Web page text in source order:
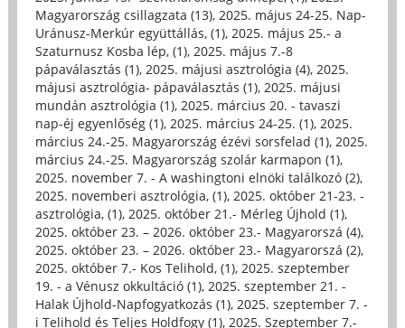
Magyarország csillagzata (13), 2025. május 24-25. Nap-
Uránusz-Merkúr együttállás, (1), 2025. május 25.- a
Szaturnusz Kosba lép, (1), 2025. május 7.-8
pápaválasztás (1), 2025. májusi asztrológia (4), 2025.
májusi asztrológia- pápaválasztás (1), 2025. májusi
mundán asztrológia (1), 2025. március 20. - tavaszi
nap-éj egyenlőség (1), 2025. március 24-25. (1), 2025.
március 24.-25. Magyarország ézévi sorsfelad (1), 2025.
március 24.-25. Magyarország szolár karmapon (1),
2025. november 7. - A washingtoni elnöki találkozó (2),
2025. novemberi asztrológia, (1), 2025. október 21-23. -
asztrológia, (1), 2025. október 21.- Mérleg Újhold (1),
2025. október 23. – 2026. október 23.- Magyarorszá (4),
2025. október 23. – 2026. október 23.- Magyarorszá (2),
2025. október 7.- Kos Telihold, (1), 2025. szeptember
19. - a Vénusz okkultáció (1), 2025. szeptember 21. -
Halak Újhold-Napfogyatkozás (1), 2025. szeptember 7. -
i Telihold és Teljes Holdfogy (1), 2025. Szeptember 7.-